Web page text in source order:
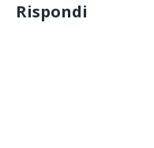
Rispondi